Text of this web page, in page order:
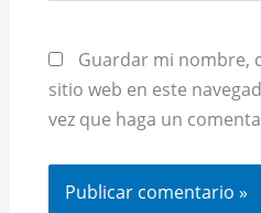
Guardar mi nombre,
sitio web en este
vez que haga un